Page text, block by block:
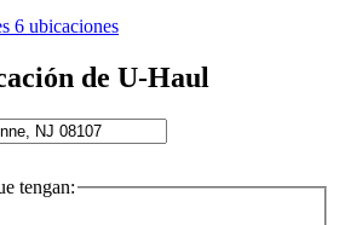
6 ubicaciones
de U-Haul
tengan: